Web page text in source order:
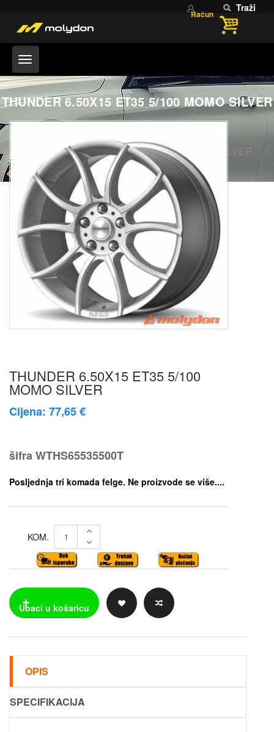
Račun
Traži
THUNDER 6.50X15 ET35 5/100 MOMO SILVER
THUNDER 6.50X15 ET35 5/100 MOMO SILVER
THUNDER 6.50X15 ET35 5/100
MOMO SILVER
Cijena: 77,65 €
šifraWTHS65535500T
Posljednja tri komada felge. Ne proizvode se više....
KOM.
OPIS
SPECIFIKACIJA